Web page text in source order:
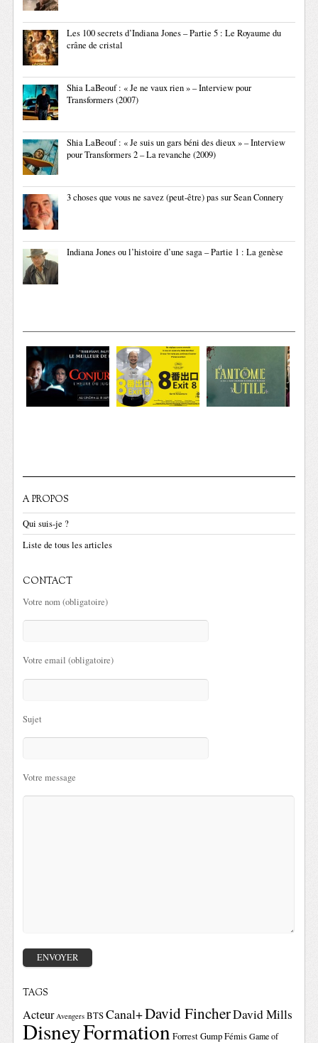
Les 100 secrets d’Indiana Jones – Partie 5 : Le Royaume du
crâne de cristal
Shia LaBeouf : « Je ne vaux rien » – Interview pour
Transformers (2007)
Shia LaBeouf : « Je suis un gars béni des dieux » – Interview
pour Transformers 2 – La revanche (2009)
3 choses que vous ne savez (peut-être) pas sur Sean Connery
Indiana Jones ou l’histoire d’une saga – Partie 1 : La genèse
A PROPOS
Qui suis-je ?
Liste de tous les articles
CONTACT
Votre nom (obligatoire)
Votre email (obligatoire)
Sujet
Votre message
TAGS
Acteur Avengers BTSCanal+David FincherDavid Mills
DisneyFormationForrest GumpFémis Game of